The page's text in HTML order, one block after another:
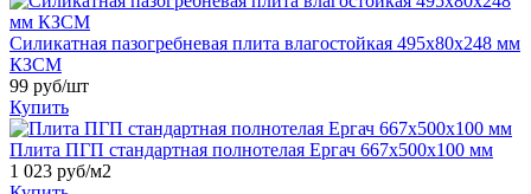
Силикатная пазогребневая плита влагостойкая 495x80x248 мм
КЗСМ
99 руб/шт
Купить
Плита ПГП стандартная полнотелая Ергач 667x500x100 мм
1 023 руб/м2